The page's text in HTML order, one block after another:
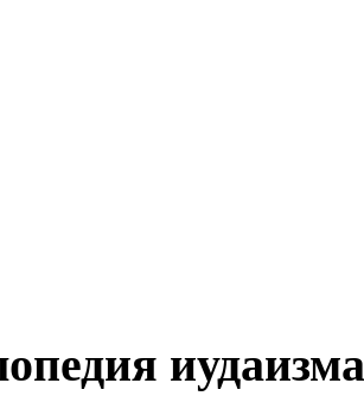
иудаизма